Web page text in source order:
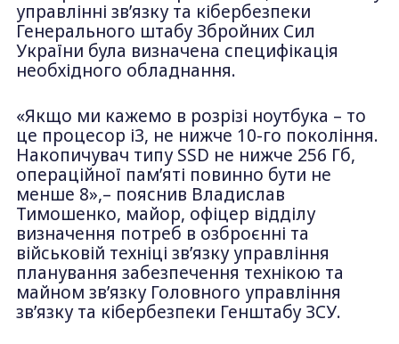
управлінні зв’язку та кібербезпеки
Генерального штабу Збройних Сил
України була визначена специфікація
необхідного обладнання.
«Якщо ми кажемо в розрізі ноутбука – то
це процесор і3, не нижче 10-го покоління.
Накопичувач типу SSD не нижче 256 Гб,
операційної пам’яті повинно бути не
менше 8»,– пояснив Владислав
Тимошенко, майор, офіцер відділу
визначення потреб в озброєнні та
військовій техніці зв’язку управління
планування забезпечення технікою та
майном зв’язку Головного управління
зв’язку та кібербезпеки Генштабу ЗСУ.